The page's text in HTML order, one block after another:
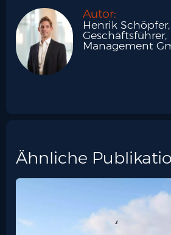
Autor:
Henrik Schöpfer,
Geschäftsführer,
Management
Ähnliche